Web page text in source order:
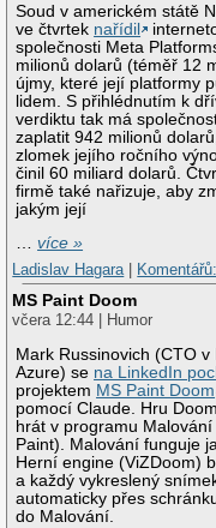
Soud v americkém státě
ve čtvrtek nařídil
společnosti Meta
milionů dolarů (téměř 12
újmy, které její platformy
lidem. S přihlédnutím k
verdiktu tak má
zaplatit 942 milionů
zlomek jejího ročního
činil 60 miliard dolarů.
firmě také nařizuje, aby
jakým její
…více »
Ladislav Hagara
MS Paint Doom
včera 12:44 | Humor
Mark Russinovich (CTO v
Azure) se na LinkedIn
projektem MS Paint Doom
pomocí Claude. Hru
hrát v programu
Paint). Malování funguje
Herní engine (ViZDoom)
a každý vykreslený
automaticky přes
do Malování.